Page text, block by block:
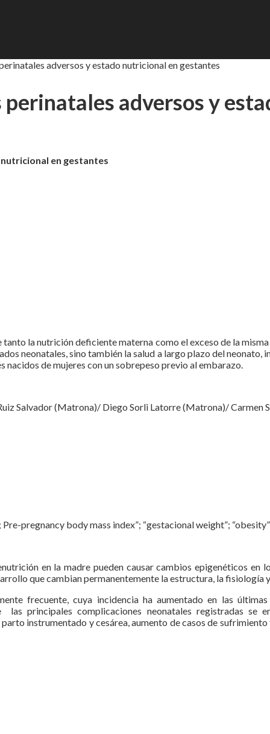
adversos y estado nutricional en gestantes
adversos y
en gestantes
la nutrición deficiente materna como el exceso de la
neonatales, sino también la salud a largo plazo del neonato,
de mujeres con un sobrepeso previo al embarazo.
Salvador (Matrona)/ Diego Sorli Latorre (Matrona)/
pregnancy body mass index”; “gestacional weight”;
en la madre pueden causar cambios epigenéticos en
que cambian permanentemente la estructura, la fisiología
frecuente, cuya incidencia ha aumentado en las
principales complicaciones neonatales registradas se
instrumentado y cesárea, aumento de casos de